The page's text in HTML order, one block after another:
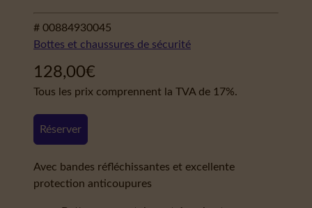
# 00884930045
Bottes et chaussures de sécurité
128,00€
Tous les prix comprennent la TVA de 17%.
Réserver
Avec bandes réfléchissantes et excellente
protection anticoupures